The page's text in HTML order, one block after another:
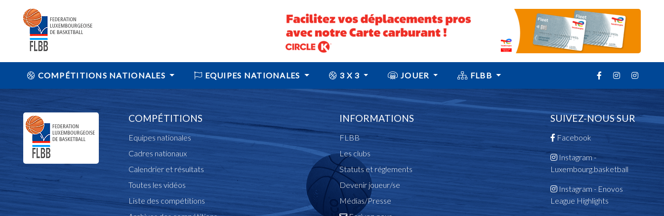
COMPÉTITIONS NATIONALES EQUIPES NATIONALES 3 X 3 JOUER FLBB
COMPÉTITIONS
Equipes nationales
Cadres nationaux
Calendrier et résultats
Toutes les vidéos
Liste des compétitions
INFORMATIONS
FLBB
Les clubs
Statuts et réglements
Devenir joueur/se
Médias/Presse
SUIVEZ-NOUS SUR
Facebook
Instagram -
Luxembourg.basketball
Instagram - Enovos
League Highlights